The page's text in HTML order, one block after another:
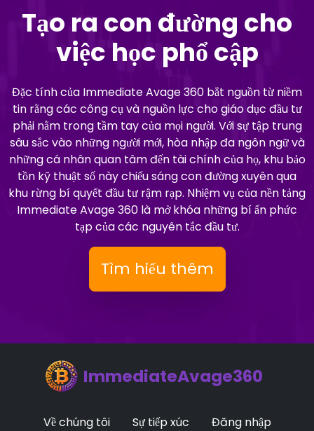
Tạo ra con đường cho
việc học phổ cập
Đặc tính của Immediate Avage 360 bắt nguồn từ niềm
tin rằng các công cụ và nguồn lực cho giáo dục đầu tư
phải nằm trong tầm tay của mọi người. Với sự tập trung
sâu sắc vào những người mới, hòa nhập đa ngôn ngữ và
những cá nhân quan tâm đến tài chính của họ, khu bảo
tồn kỹ thuật số này chiếu sáng con đường xuyên qua
khu rừng bí quyết đầu tư rậm rạp. Nhiệm vụ của nền tảng
Immediate Avage 360 là mở khóa những bí ẩn phức
tạp của các nguyên tắc đầu tư.
Tìm hiểu thêm
ImmediateAvage360
Về chúng tôi Sự tiếp xúc Đăng nhập